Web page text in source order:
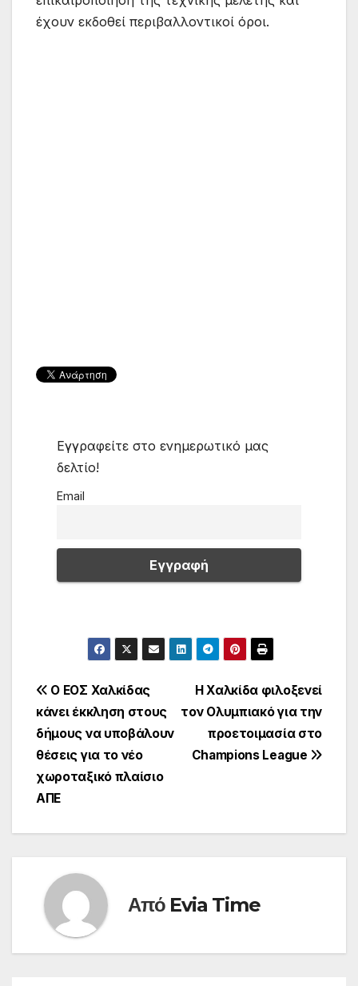
έχουν εκδοθεί περιβαλλοντικοί όροι.
Εγγραφείτε στο ενημερωτικό μας
δελτίο!
Email
Πλοήγηση
άρθρων
Η Χαλκίδα φιλοξενεί
τον Ολυμπιακό για την
προετοιμασία στο
Champions League
Ο ΕΟΣ Χαλκίδας
κάνει έκκληση στους
δήμους να υποβάλουν
θέσεις για το νέο
χωροταξικό πλαίσιο
ΑΠΕ
Από Evia Time